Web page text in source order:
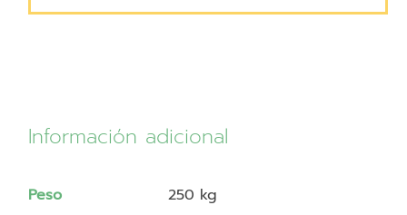
Información adicional
Peso
250 kg